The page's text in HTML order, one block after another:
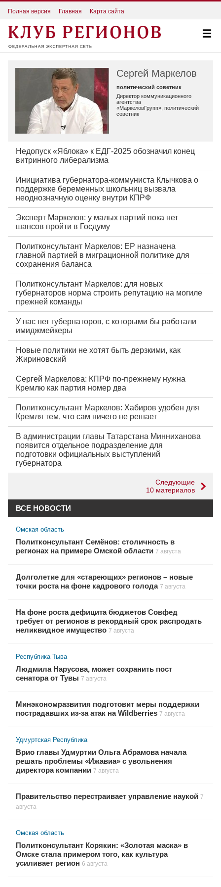
Полная версия Главная Карта сайта
Сергей Маркелов
политический советник
Директор коммуникационного
агентства
«МаркеловГрупп», политический
советник
Недопуск «Яблока» к ЕДГ-2025 обозначил конец
витринного либерализма
Инициатива губернатора-коммуниста Клычкова о
поддержке беременных школьниц вызвала
неоднозначную оценку внутри КПРФ
Эксперт Маркелов: у малых партий пока нет
шансов пройти в Госдуму
Политконсультант Маркелов: ЕР назначена
главной партией в миграционной политике для
сохранения баланса
Политконсультант Маркелов: для новых
губернаторов норма строить репутацию на могиле
прежней команды
У нас нет губернаторов, с которыми бы работали
имиджмейкеры
Новые политики не хотят быть дерзкими, как
Жириновский
Сергей Маркелова: КПРФ по-прежнему нужна
Кремлю как партия номер два
Политконсультант Маркелов: Хабиров удобен для
Кремля тем, что сам ничего не решает
В администрации главы Татарстана Минниханова
появится отдельное подразделение для
подготовки официальных выступлений
губернатора
Следующие
10 материалов
ВСЕ НОВОСТИ
Омская область
Политконсультант Семёнов: столичность в
регионах на примере Омской области 7 августа
Долголетие для «стареющих» регионов – новые
точки роста на фоне кадрового голода 7 августа
На фоне роста дефицита бюджетов Совфед
требует от регионов в рекордный срок распродать
неликвидное имущество 7 августа
Республика Тыва
Людмила Нарусова, может сохранить пост
сенатора от Тувы 7 августа
Минэкономразвития подготовит меры поддержки
пострадавших из-за атак на Wildberries 7 августа
Удмуртская Республика
Врио главы Удмуртии Ольга Абрамова начала
решать проблемы «Ижавиа» с увольнения
директора компании 7 августа
Правительство перестраивает управление наукой 7
августа
Омская область
Политконсультант Корякин: «Золотая маска» в
Омске стала примером того, как культура
усиливает регион 6 августа